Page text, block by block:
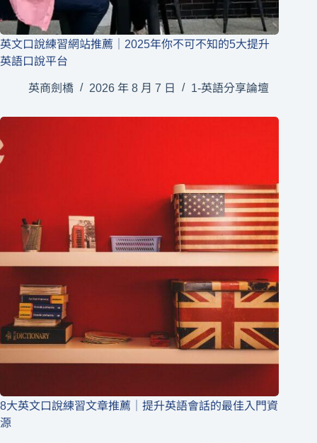
英文口說練習網站推薦｜2025年你不可不知的5大提升
英語口說平台
英商劍橋 2026 年 8 月 7 日 1-英語分享論壇
8大英文口說練習文章推薦｜提升英語會話的最佳入門資
源